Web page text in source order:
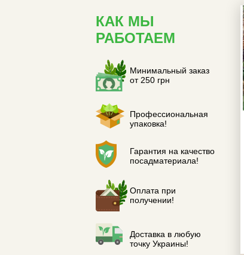
КАК МЫ
РАБОТАЕМ
Минимальный заказ
от 250 грн
Профессиональная
упаковка!
Гарантия на качество
посадматериала!
Оплата при
получении!
Доставка в любую
точку Украины!